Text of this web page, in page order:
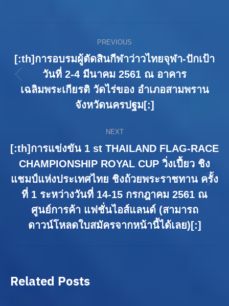
navigation
PREVIOUS
Previous
post:
[:th]การอบรมผู้ตัดสินกีฬาว่าวไทยจุฬา-ปักเป้า
วันที่ 2-4 มีนาคม 2561 ณ อาคาร
เฉลิมพระเกียรติ วัดไร่ของ อำเภอสามพราน
จังหวัดนครปฐม[:]
NEXT
Next
post:
[:th]การแข่งขัน 1 st THAILAND FLAG-RACE
CHAMPIONSHIP ROYAL CUP วิ่งเปี้ยว ชิง
แชมป์แห่งประเทศไทย ชิงถ้วยพระราชทาน ครั้ง
ที่ 1 ระหว่างวันที่ 14-15 กรกฎาคม 2561 ณ
ศูนย์การค้า แฟชั่นไอส์แลนด์ (สามารถ
ดาวน์โหลดใบสมัครจากหน้านี้ได้เลย)[:]
Related Posts